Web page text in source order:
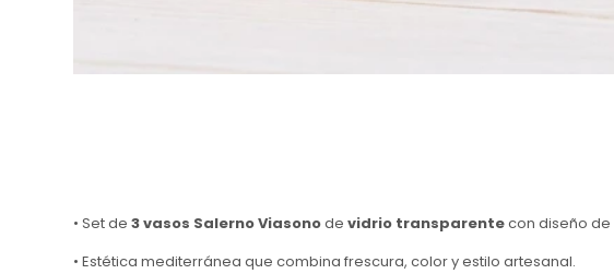
• Set de3 vasos Salerno Viasonodevidrio transparentecon diseño de
• Estética mediterránea que combina frescura, color y estilo artesanal.